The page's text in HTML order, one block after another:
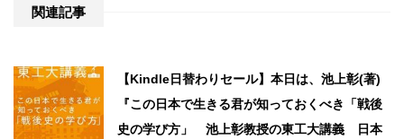
関連記事
【Kindle日替わりセール】本日は、池上彰(著)
『この日本で生きる君が知っておくべき「戦後
史の学び方」 池上彰教授の東工大講義 日本